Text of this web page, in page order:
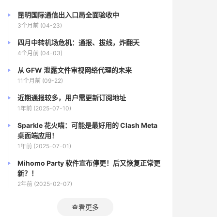
昆明国际通信出入口局全面验收中
3个月前 (04-23)
四月中转机场危机：通报、拔线，炸翻天
4个月前 (04-03)
从 GFW 泄露文件审视网络代理的未来
11个月前 (09-22)
近期通报较多，用户需更新订阅地址
1年前 (2025-07-10)
Sparkle 花火喵：可能是最好用的 Clash Meta
桌面端应用！
1年前 (2025-07-01)
Mihomo Party 软件宣布停更！后又恢复正常更
新？！
2年前 (2025-02-07)
查看更多